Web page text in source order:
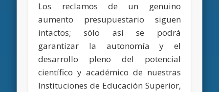
Los reclamos de un genuino
aumento presupuestario siguen
intactos; sólo así se podrá
garantizar la autonomía y el
desarrollo pleno del potencial
científico y académico de nuestras
Instituciones de Educación Superior,